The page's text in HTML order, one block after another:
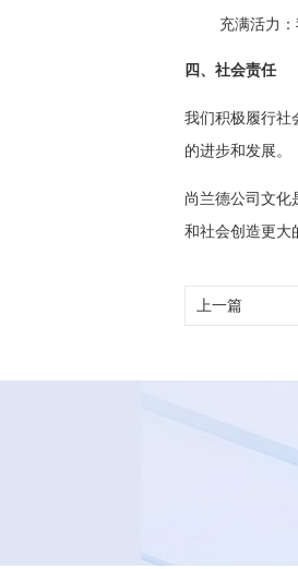
充满活力
四、社会责任
我们积极履行社
的进步和发展。
尚兰德公司文化
和社会创造更大
上一篇